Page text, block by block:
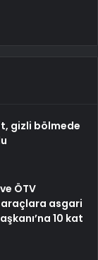
gizli bölmede
ÖTV
araçlara asgari
10 kat